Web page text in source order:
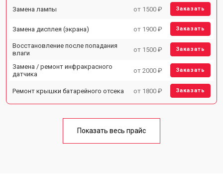
Замена лампы от 1500 ₽ Заказать
Замена дисплея (экрана) от 1900 ₽ Заказать
Восстановление после попадания
влаги
от 1500 ₽ Заказать
Замена / ремонт инфракрасного
датчика
от 2000 ₽ Заказать
Ремонт крышки батарейного отсека от 1800 ₽ Заказать
Показать весь прайс